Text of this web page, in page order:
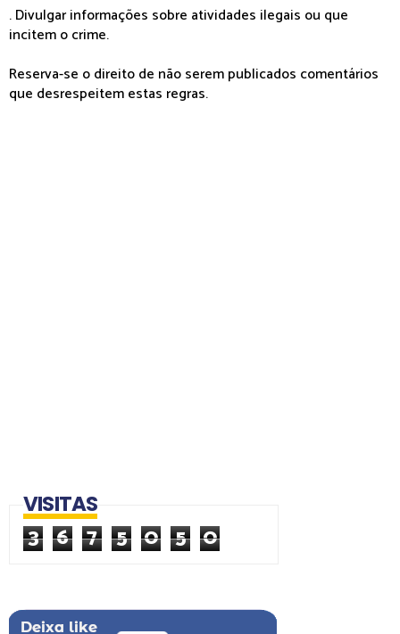
. Divulgar informações sobre atividades ilegais ou que
incitem o crime.
Reserva-se o direito de não serem publicados comentários
que desrespeitem estas regras.
VISITAS
3 6 7 5 0 5 0